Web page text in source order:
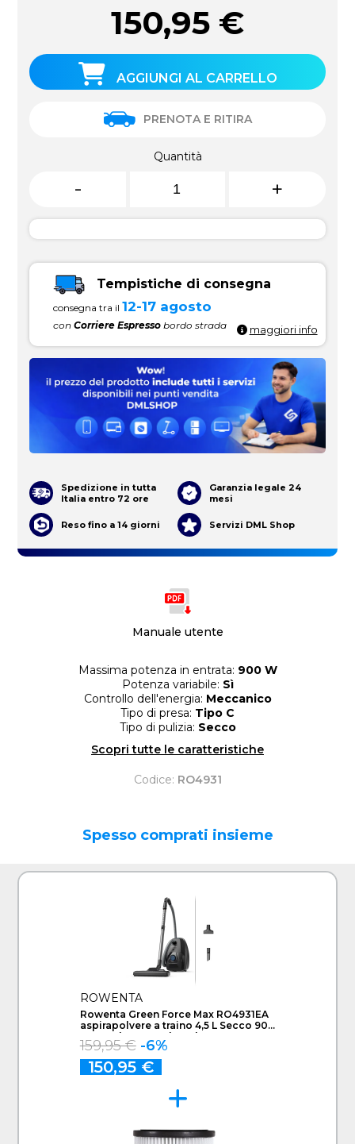
Manuale utente
Massima potenza in entrata: 900 W
Potenza variabile: Sì
Controllo dell'energia: Meccanico
Tipo di presa: Tipo C
Tipo di pulizia: Secco
Scopri tutte le caratteristiche
Codice: RO4931
150,95 €
AGGIUNGI AL CARRELLO
PRENOTA E RITIRA
Quantità
- +
Tempistiche di consegna
consegna tra il 12-17 agosto
conCorriere Espresso bordo strada maggiori info
Spedizione in tutta
Italia entro 72 ore
Garanzia legale 24
mesi
Reso fino a 14 giorni Servizi DML Shop
Spesso comprati insieme
ROWENTA
Rowenta Green Force Max RO4931EA
aspirapolvere a traino 4,5 L Secco 900
W Sacchetto per la polvere
159,95 € -6%
150,95 €